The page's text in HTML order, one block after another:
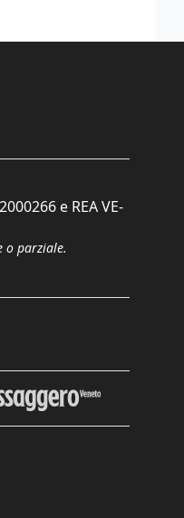
e REA VE-
o parziale.